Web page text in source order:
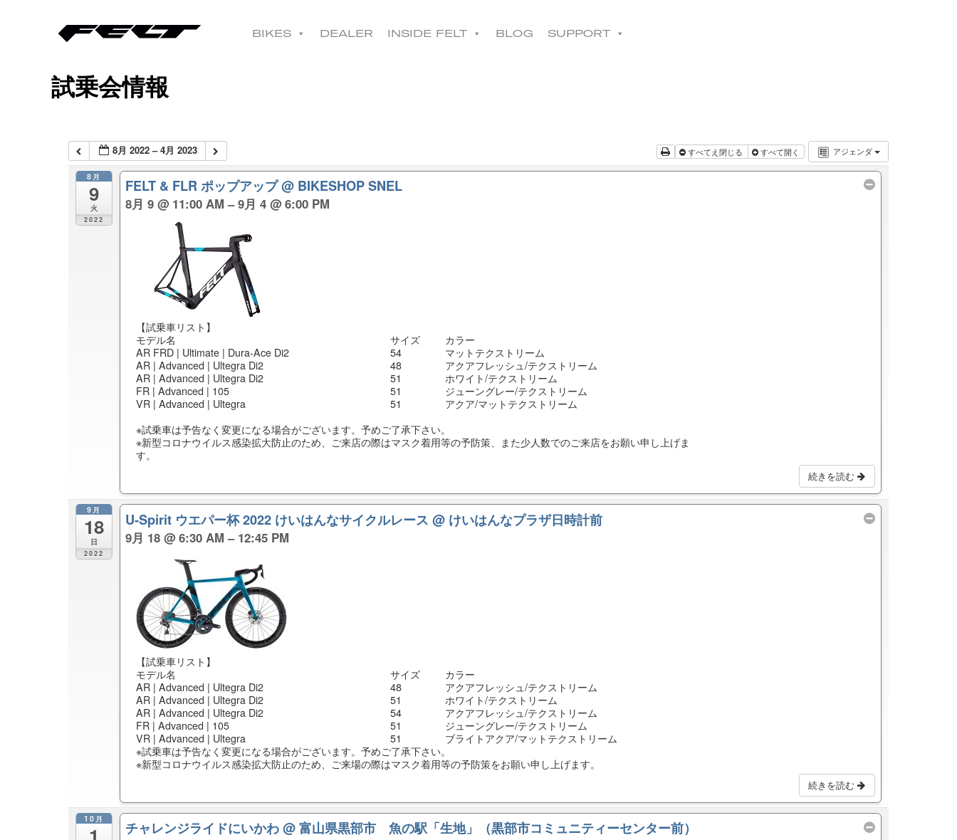
ン
BIKES DEALER INSIDE FELT BLOG SUPPORT
試乗会情報
アジェンダ
8月 2022 – 4月 2023 すべてえ閉じる すべて開く
8月
9
火
2022
FELT & FLR ポップアップ@ BIKESHOP SNEL
8月 9 @ 11:00 AM – 9月 4 @ 6:00 PM
【試乗車リスト】
モデル名
サイズ
カラー
AR FRD | Ultimate | Dura-Ace Di2
54
マットテクストリーム
AR | Advanced | Ultegra Di2
48
アクアフレッシュ/テクストリーム
AR | Advanced | Ultegra Di2
51
ホワイト/テクストリーム
FR | Advanced | 105
51
ジューングレー/テクストリーム
VR | Advanced | Ultegra
51
アクア/マットテクストリーム
※試乗車は予告なく変更になる場合がございます。予めご了承下さい。
※新型コロナウイルス感染拡大防止のため、ご来店の際はマスク着用等の予防策、また少人数でのご来店をお願い申し上げま
す。
続きを読む
9月
18
日
2022
U-Spirit ウエパー杯 2022 けいはんなサイクルレース@ けいはんなプラザ日時計前
9月 18 @ 6:30 AM – 12:45 PM
【試乗車リスト】
モデル名
サイズ
カラー
AR | Advanced | Ultegra Di2
48
アクアフレッシュ/テクストリーム
AR | Advanced | Ultegra Di2
51
ホワイト/テクストリーム
AR | Advanced | Ultegra Di2
54
アクアフレッシュ/テクストリーム
FR | Advanced | 105
51
ジューングレー/テクストリーム
VR | Advanced | Ultegra
51
ブライトアクア/マットテクストリーム
※試乗車は予告なく変更になる場合がございます。予めご了承下さい。
※新型コロナウイルス感染拡大防止のため、ご来場の際はマスク着用等の予防策をお願い申し上げます。
続きを読む
10月
チャレンジライドにいかわ@ 富山県黒部市 魚の駅「生地」（黒部市コミュニティーセンター前）